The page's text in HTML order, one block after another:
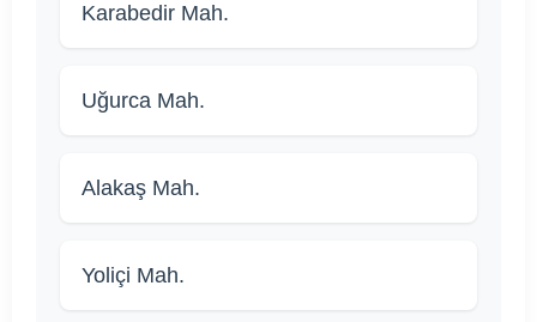
Karabedir Mah.
Uğurca Mah.
Alakaş Mah.
Yoliçi Mah.